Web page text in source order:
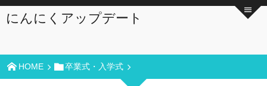
にんにくアップデート
HOME 卒業式・入学式